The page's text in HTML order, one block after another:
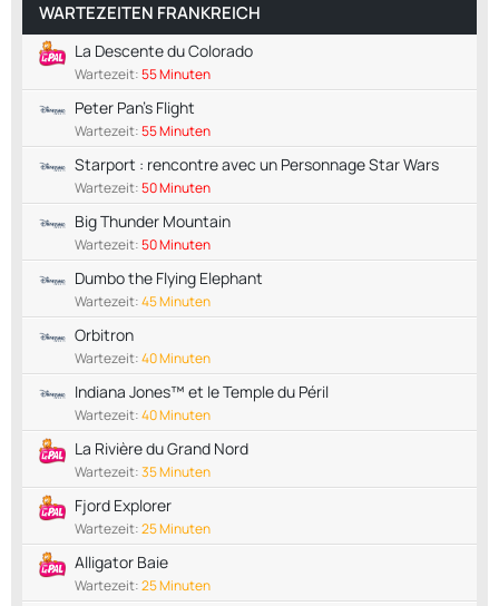
WARTEZEITEN FRANKREICH
La Descente du Colorado
Wartezeit:55 Minuten
Peter Pan's Flight
Wartezeit:55 Minuten
Starport : rencontre avec un Personnage Star Wars
Wartezeit:50 Minuten
Big Thunder Mountain
Wartezeit:50 Minuten
Dumbo the Flying Elephant
Wartezeit:45 Minuten
Orbitron
Wartezeit:40 Minuten
Indiana Jones™ et le Temple du Péril
Wartezeit:40 Minuten
La Rivière du Grand Nord
Wartezeit:35 Minuten
Fjord Explorer
Wartezeit:25 Minuten
Alligator Baie
Wartezeit:25 Minuten